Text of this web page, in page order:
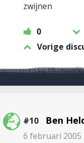
zwijnen
0
Vorige
#10 Ben
6 februari 2005